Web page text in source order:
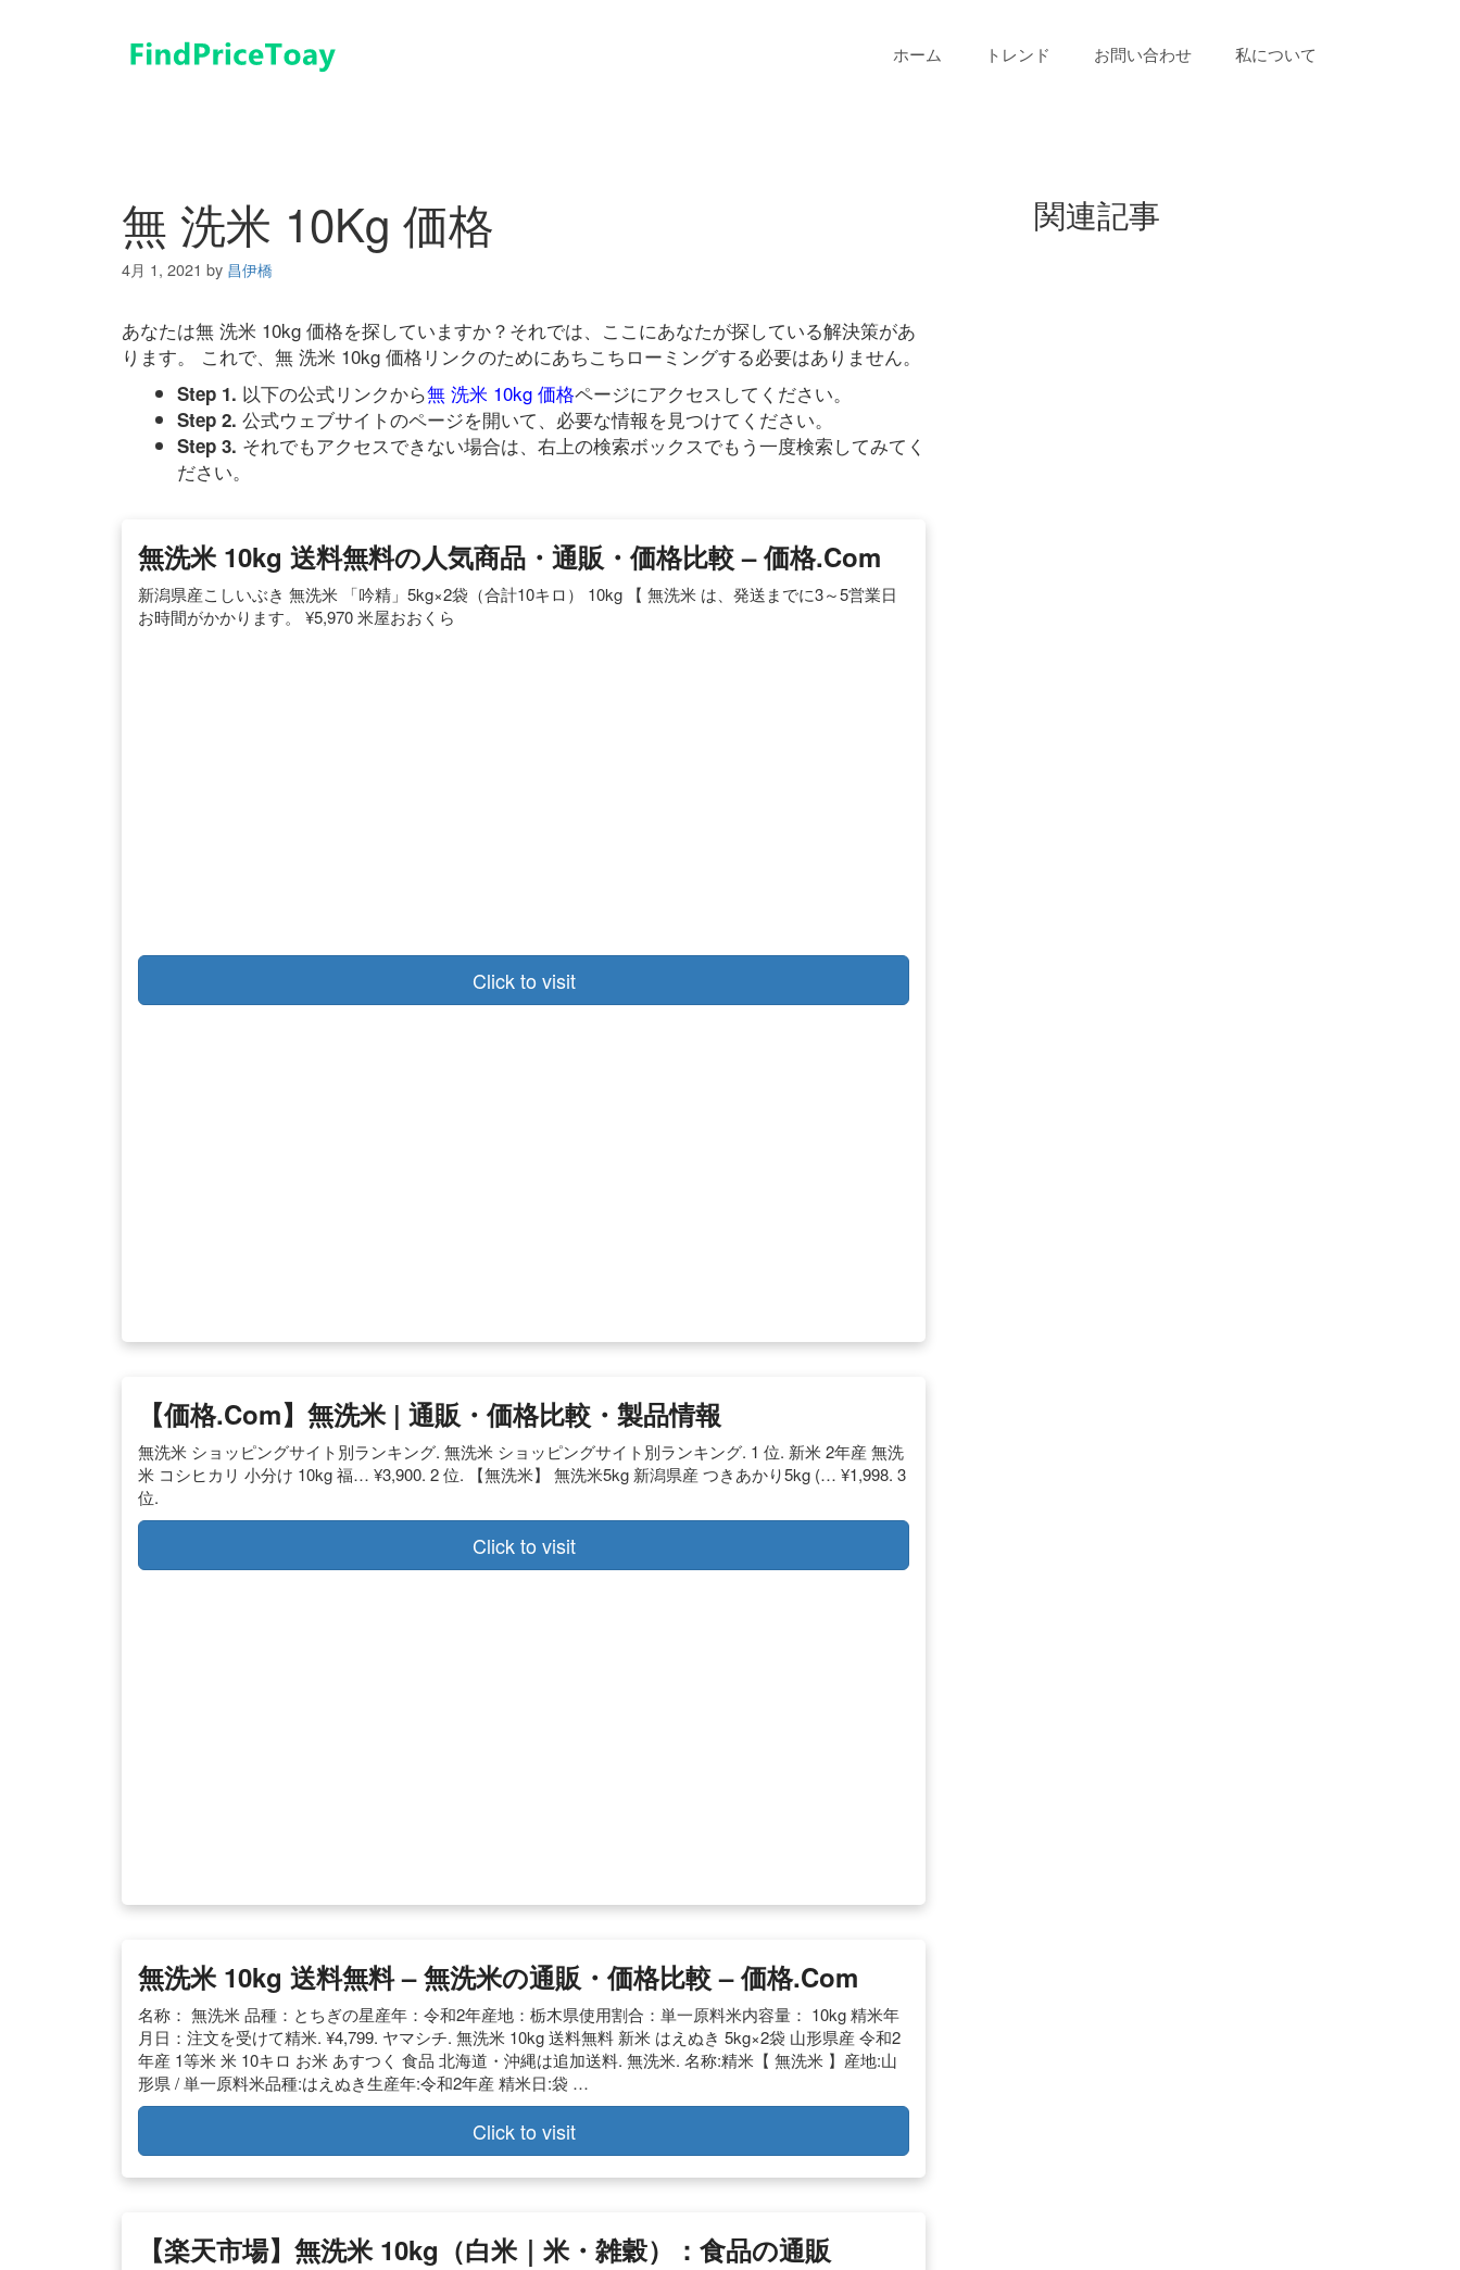
ホーム トレンド お問い合わせ 私について
無 洗米 10Kg 価格
4月 1, 2021 by 昌伊橋
あなたは無 洗米 10kg 価格を探していますか？それでは、ここにあなたが探している解決策があ
ります。 これで、無 洗米 10kg 価格リンクのためにあちこちローミングする必要はありません。
Step 1. 以下の公式リンクから無 洗米 10kg 価格ページにアクセスしてください。
Step 2. 公式ウェブサイトのページを開いて、必要な情報を見つけてください。
Step 3. それでもアクセスできない場合は、右上の検索ボックスでもう一度検索してみてく
ださい。
無洗米 10kg 送料無料の人気商品・通販・価格比較 – 価格.com
新潟県産こしいぶき 無洗米 「吟精」5kg×2袋（合計10キロ） 10kg 【 無洗米 は、発送までに3～5営業日
お時間がかかります。 ¥5,970 米屋おおくら
Click to visit
【価格.com】無洗米 | 通販・価格比較・製品情報
無洗米 ショッピングサイト別ランキング. 無洗米 ショッピングサイト別ランキング. 1 位. 新米 2年産 無洗
米 コシヒカリ 小分け 10kg 福… ¥3,900. 2 位. 【無洗米】 無洗米5kg 新潟県産 つきあかり5kg (… ¥1,998. 3
位.
Click to visit
無洗米 10kg 送料無料 – 無洗米の通販・価格比較 – 価格.com
名称： 無洗米 品種：とちぎの星産年：令和2年産地：栃木県使用割合：単一原料米内容量： 10kg 精米年
月日：注文を受けて精米. ¥4,799. ヤマシチ. 無洗米 10kg 送料無料 新米 はえぬき 5kg×2袋 山形県産 令和2
年産 1等米 米 10キロ お米 あすつく 食品 北海道・沖縄は追加送料. 無洗米. 名称:精米【 無洗米 】産地:山
形県 / 単一原料米品種:はえぬき生産年:令和2年産 精米日:袋 …
Click to visit
【楽天市場】無洗米 10kg（白米｜米・雑穀）：食品の通販
関連記事